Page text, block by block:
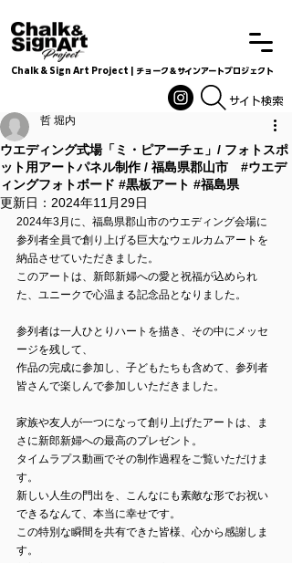
Chalk & Sign Art Project | チョーク＆サインアートプロジェクト
​​​サイト検索
ウエディング式場「ミ・ピアーチェ」/ フォトスポ
ット用アートパネル制作 / 福島県郡山市 #ウエデ
ィングフォトボード #黒板アート #福島県
哲 堀内
更新日： 2024年11月29日
2024年3月に、福島県郡山市のウエディング会場に
参列者全員で創り上げる巨大なウェルカムアートを
納品させていただきました。
このアートは、新郎新婦への愛と祝福が込められ
た、ユニークで心温まる記念品となりました。
参列者は一人ひとりハートを描き、その中にメッセ
ージを残して、
作品の完成に参加し、子どもたちも含めて、参列者
皆さんで楽しんで参加しいただきました。
家族や友人が一つになって創り上げたアートは、ま
さに新郎新婦への最高のプレゼント。
タイムラプス動画でその制作過程をご覧いただけま
す。
新しい人生の門出を、こんなにも素敵な形でお祝い
できるなんて、本当に幸せです。
この特別な瞬間を共有できた皆様、心から感謝しま
す。